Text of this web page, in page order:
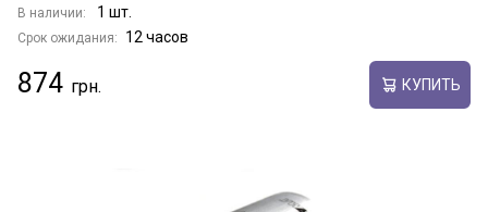
В наличии: 1 шт.
Срок ожидания: 12 часов
874 КУПИТЬ